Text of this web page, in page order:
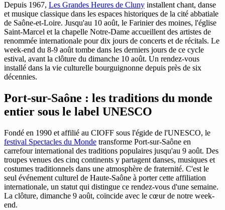
Depuis 1967, Les Grandes Heures de Cluny installent chant, danse
et musique classique dans les espaces historiques de la cité abbatiale
de Saône-et-Loire. Jusqu'au 10 août, le Farinier des moines, l'église
Saint-Marcel et la chapelle Notre-Dame accueillent des artistes de
renommée internationale pour dix jours de concerts et de récitals. Le
week-end du 8-9 août tombe dans les derniers jours de ce cycle
estival, avant la clôture du dimanche 10 août. Un rendez-vous
installé dans la vie culturelle bourguignonne depuis près de six
décennies.
Port-sur-Saône : les traditions du monde
entier sous le label UNESCO
Fondé en 1990 et affilié au CIOFF sous l'égide de l'UNESCO, le
festival Spectacles du Monde transforme Port-sur-Saône en
carrefour international des traditions populaires jusqu'au 9 août. Des
troupes venues des cinq continents y partagent danses, musiques et
costumes traditionnels dans une atmosphère de fraternité. C'est le
seul événement culturel de Haute-Saône à porter cette affiliation
internationale, un statut qui distingue ce rendez-vous d'une semaine.
La clôture, dimanche 9 août, coïncide avec le cœur de notre week-
end.